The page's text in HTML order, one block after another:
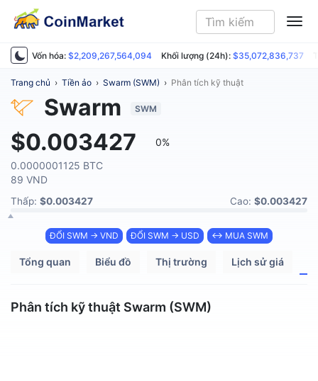
Vốn hóa: $2,209,267,564,094 Khối lượng (24h): $35,072,836,737
Trang chủ › Tiền ảo › Swarm (SWM) › Phân tích kỹ thuật
Swarm SWM
$0.003427
0%
0.0000001125 BTC
89 VND
Thấp: $0.003427 Cao: $0.003427
ĐỔI SWM → VND ĐỔI SWM → USD ↔ MUA SWM
Tổng quan Biểu đồ Thị trường Lịch sử giá
Phân tích kỹ thuật Swarm (SWM)